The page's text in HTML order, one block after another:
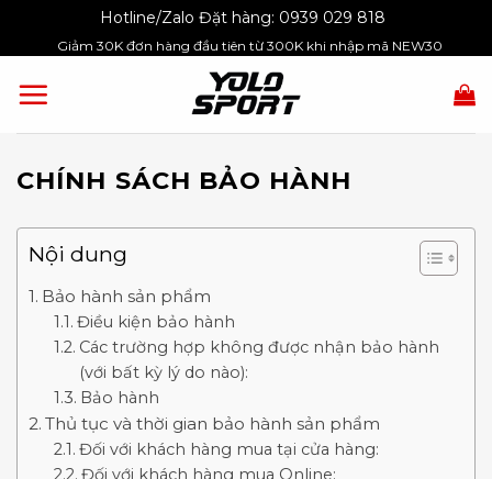
Hotline/Zalo Đặt hàng: 0939 029 818
Giảm 30K đơn hàng đầu tiên từ 300K khi nhập mã NEW30
CHÍNH SÁCH BẢO HÀNH
Nội dung
Bảo hành sản phẩm
Điều kiện bảo hành
Các trường hợp không được nhận bảo hành
(với bất kỳ lý do nào):
Bảo hành
Thủ tục và thời gian bảo hành sản phẩm
Đối với khách hàng mua tại cửa hàng:
Đối với khách hàng mua Online: